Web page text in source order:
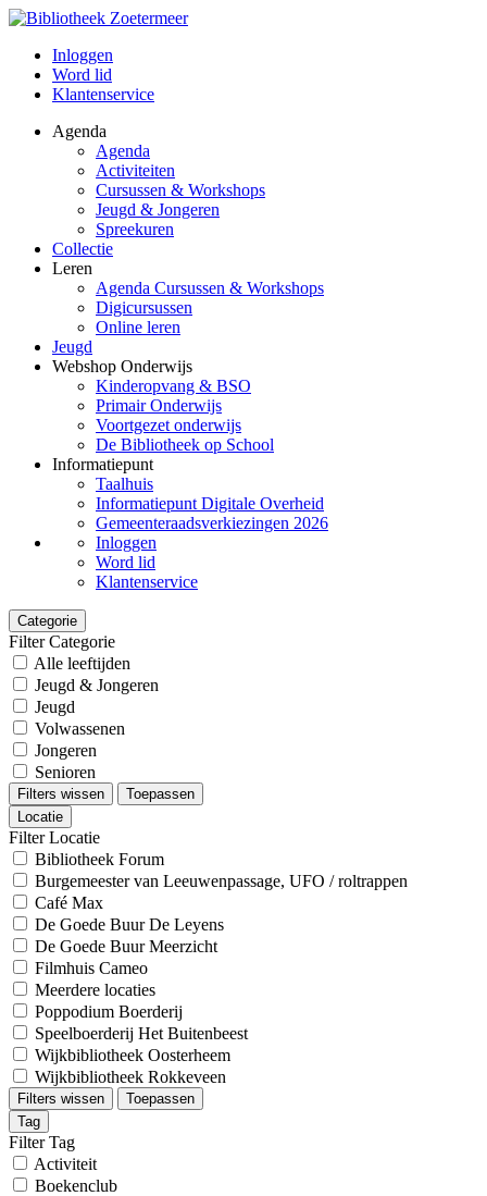
Inloggen
Word lid
Klantenservice
Agenda
Agenda
Activiteiten
Cursussen & Workshops
Jeugd & Jongeren
Spreekuren
Collectie
Leren
Agenda Cursussen & Workshops
Digicursussen
Online leren
Jeugd
Webshop Onderwijs
Kinderopvang & BSO
Primair Onderwijs
Voortgezet onderwijs
De Bibliotheek op School
Informatiepunt
Taalhuis
Informatiepunt Digitale Overheid
Gemeenteraadsverkiezingen 2026
Inloggen
Word lid
Klantenservice
Categorie
Filter Categorie
Alle leeftijden
Jeugd & Jongeren
Jeugd
Volwassenen
Jongeren
Senioren
Filters wissen
Toepassen
Locatie
Filter Locatie
Bibliotheek Forum
Burgemeester van Leeuwenpassage, UFO / roltrappen
Café Max
De Goede Buur De Leyens
De Goede Buur Meerzicht
Filmhuis Cameo
Meerdere locaties
Poppodium Boerderij
Speelboerderij Het Buitenbeest
Wijkbibliotheek Oosterheem
Wijkbibliotheek Rokkeveen
Filters wissen
Toepassen
Tag
Filter Tag
Activiteit
Boekenclub